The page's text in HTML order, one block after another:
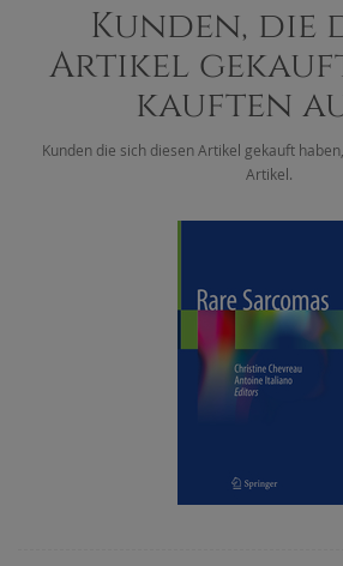
Kunden, die
Artikel
kauften
Kunden die sich diesen Artikel gekauft
Artikel.